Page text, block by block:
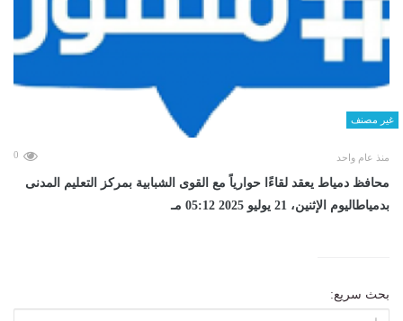
غير مصنف
منذ عام واحد 0
محافظ دمياط يعقد لقاءًا حوارياً مع القوى الشبابية بمركز التعليم المدنى
بدمياطاليوم الإثنين، 21 يوليو 2025 05:12 مـ
بحث سريع: